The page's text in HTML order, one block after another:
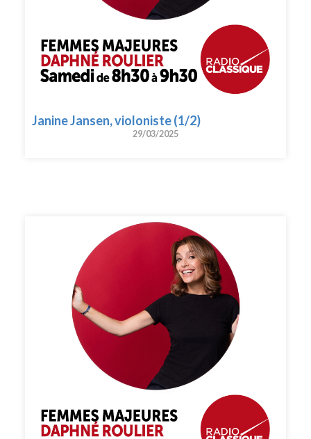
Janine Jansen, violoniste (1/2)
29/03/2025